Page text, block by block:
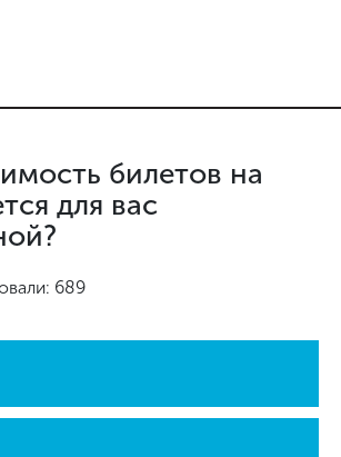
билетов на
для вас
689